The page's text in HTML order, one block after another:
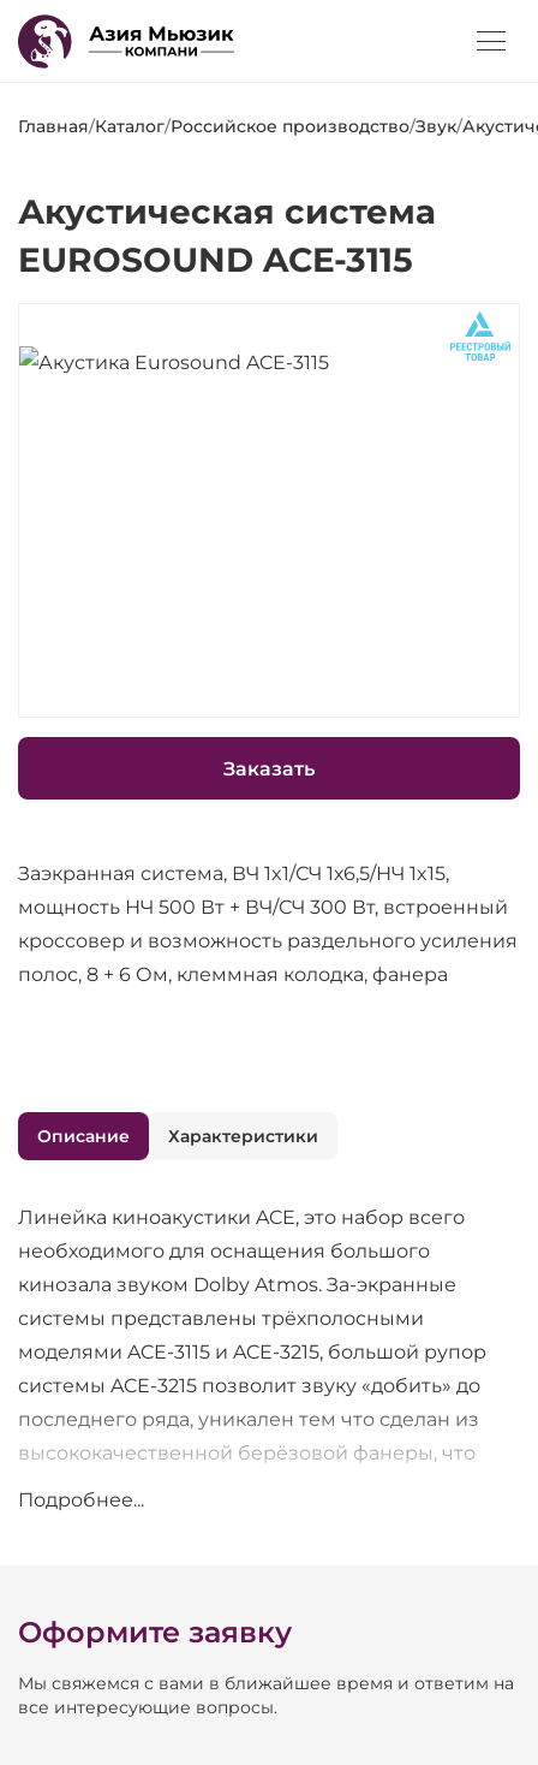
Главная/Каталог/Российское производство/Звук/
Акустическая система
EUROSOUND ACE-3115
Заказать
Заэкранная система, ВЧ 1x1/СЧ 1х6,5/НЧ 1x15,
мощность НЧ 500 Вт + ВЧ/СЧ 300 Вт, встроенный
кроссовер и возможность раздельного усиления
полос, 8 + 6 Ом, клеммная колодка, фанера
Описание Характеристики
Линейка киноакустики ACE, это набор всего
необходимого для оснащения большого
кинозала звуком Dolby Atmos. За-экранные
системы представлены трёхполосными
моделями ACE-3115 и ACE-3215, большой рупор
системы ACE-3215 позволит звуку «добить» до
последнего ряда, уникален тем что сделан из
высококачественной берёзовой фанеры, что
выгодно отличает систему от всех конкурентов,
PRO – и является оригинальной разработкой
наших инженеров – подобный подход уникален
для кино акустики, в которой как правило
используются простые конструкции сабвуферов
Подробнее...
Оформите заявку
Мы свяжемся с вами в ближайшее время и ответим на
все интересующие вопросы.